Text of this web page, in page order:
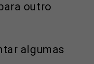
outro
algumas